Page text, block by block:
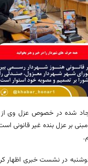
شده در خصوص عزل وی
بر عزل بنده غیر قانونی است
در نشست خبری اظهار